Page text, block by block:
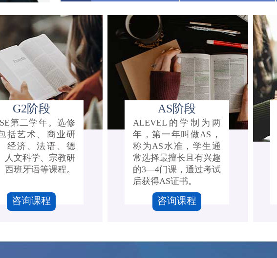
G2阶段
第二学年。选修
括艺术、商业研
经济、法语、德
人文科学、宗教研
西班牙语等课程。
咨询课程
AS阶段
ALEVEL的学制为两
年，第一年叫做AS，
称为AS水准，学生通
常选择最擅长且有兴趣
的3—4门课，通过考试
后获得AS证书。
咨询课程